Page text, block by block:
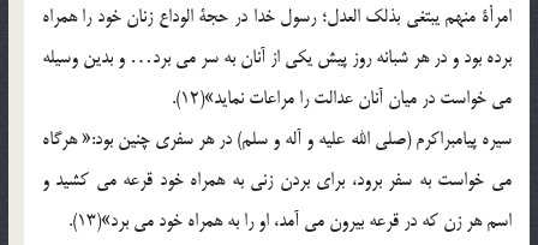
امرأة منهم یبتغی بذلک العدل؛ رسول خدا در حجة الوداع زنان خود را همراه
برده بود و در هر شبانه روز پیش یکی از آنان به سر می برد… و بدین وسیله
می خواست در میان آنان عدالت را مراعات نماید»(12).
سیره پیامبراکرم (صلی الله علیه و آله و سلم) در هر سفری چنین بود:« هرگاه
می خواست به سفر برود،‌ برای بردن زنی به همراه خود قرعه می کشید و
اسم هر زن که در قرعه بیرون می آمد، او را به همراه خود می برد»(13).